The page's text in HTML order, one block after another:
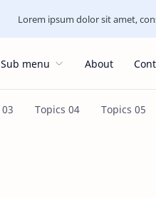
Lorem ipsum dolor sit amet,
Sub menu About